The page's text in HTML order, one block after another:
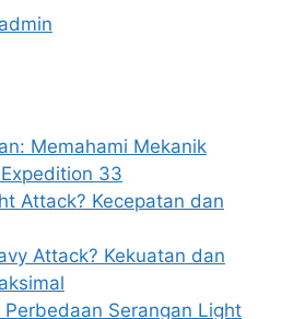
admin
Memahami Mekanik
33
Attack? Kecepatan dan
Attack? Kekuatan dan
Perbedaan Serangan Light